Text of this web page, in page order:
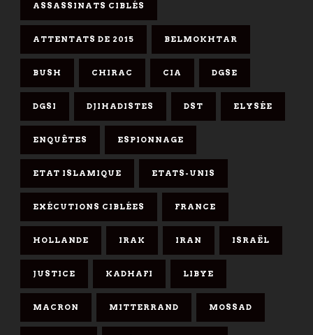
ASSASSINATS CIBLÉS
ATTENTATS DE 2015 BELMOKHTAR
BUSH CHIRAC CIA DGSE
DGSI DJIHADISTES DST ELYSÉE
ENQUÊTES ESPIONNAGE
ETAT ISLAMIQUE ETATS-UNIS
EXÉCUTIONS CIBLÉES FRANCE
HOLLANDE IRAK IRAN ISRAËL
JUSTICE KADHAFI LIBYE
MACRON MITTERRAND MOSSAD